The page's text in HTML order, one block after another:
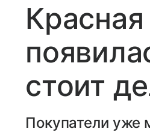
стоит
Покупатели уже